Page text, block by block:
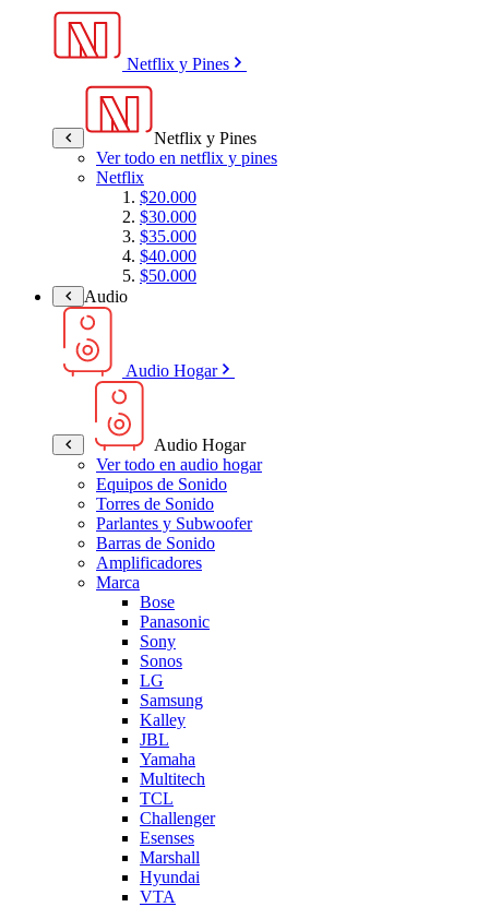
Netflix y Pines
Netflix y Pines
Ver todo en netflix y pines
Netflix
$20.000
$30.000
$35.000
$40.000
$50.000
Audio
Audio Hogar
Audio Hogar
Ver todo en audio hogar
Equipos de Sonido
Torres de Sonido
Parlantes y Subwoofer
Barras de Sonido
Amplificadores
Marca
Bose
Panasonic
Sony
Sonos
LG
Samsung
Kalley
JBL
Yamaha
Multitech
TCL
Challenger
Esenses
Marshall
Hyundai
VTA